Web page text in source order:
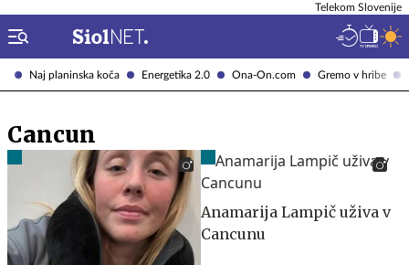
Naj planinska koča Energetika 2.0 Ona-On.com Gremo v hribe
Telekom Slovenije
Cancun
Anamarija Lampič uživa v
Cancunu